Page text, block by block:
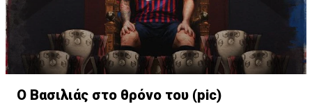
Ο Βασιλιάς στο θρόνο του (pic)